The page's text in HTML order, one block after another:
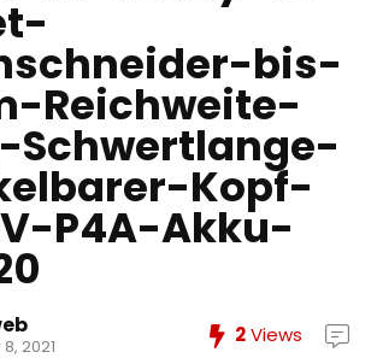
bis-
Reichweite-
Schwertlange-
Kopf-
P4A-Akku-
2021 2Views